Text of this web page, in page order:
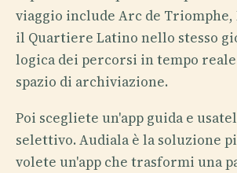
viaggio include Arc de
il Quartiere Latino nello stesso
logica dei percorsi in tempo
spazio di archiviazione.
Poi scegliete un'app guida e
selettivo. Audiala è la soluzione
volete un'app che trasformi una